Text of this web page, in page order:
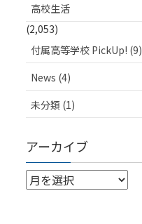
高校生活
(2,053)
付属高等学校 PickUp! (9)
News (4)
未分類 (1)
アーカイブ